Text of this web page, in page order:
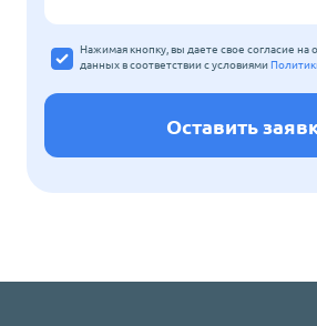
Нажимая кнопку, вы даете свое согласие на
данныхв соответствии с условиями
Оставить